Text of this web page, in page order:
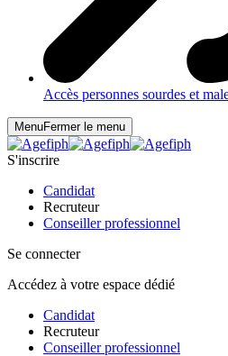
Accès personnes sourdes et
MenuFermer le menu
S'inscrire
Candidat
Recruteur
Conseiller professionnel
Se connecter
Accédez à votre espace dédié
Candidat
Recruteur
Conseiller professionnel